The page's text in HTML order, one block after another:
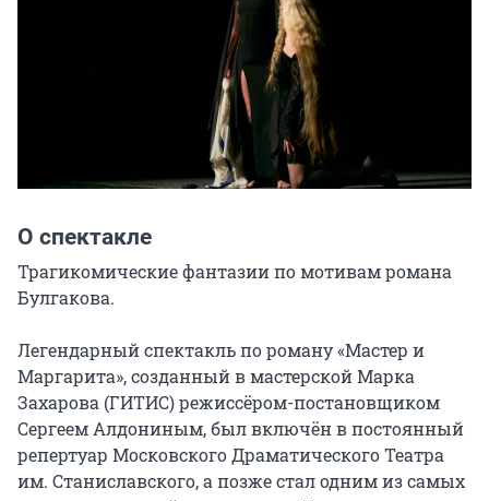
О спектакле
Трагикомические фантазии по мотивам романа
Булгакова.
Легендарный спектакль по роману «Мастер и
Маргарита», созданный в мастерской Марка
Захарова (ГИТИС) режиссёром-постановщиком
Сергеем Алдониным, был включён в постоянный
репертуар Московского Драматического Театра
им. Станиславского, а позже стал одним из самых